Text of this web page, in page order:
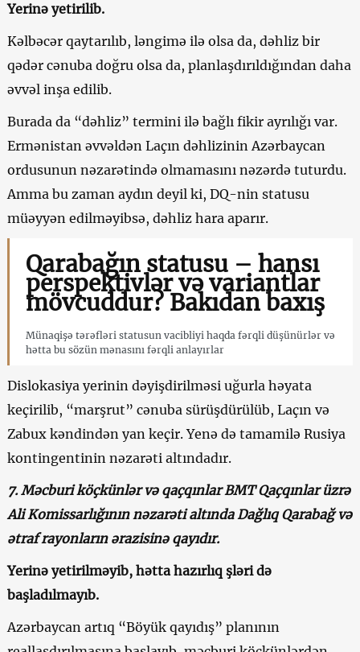
Yerinə yetirilib.
Kəlbəcər qaytarılıb, ləngimə ilə olsa da, dəhliz bir
qədər cənuba doğru olsa da, planlaşdırıldığından daha
əvvəl inşa edilib.
Burada da “dəhliz” termini ilə bağlı fikir ayrılığı var.
Ermənistan əvvəldən Laçın dəhlizinin Azərbaycan
ordusunun nəzarətində olmamasını nəzərdə tuturdu.
Amma bu zaman aydın deyil ki, DQ-nin statusu
müəyyən edilməyibsə, dəhliz hara aparır.
Qarabağın statusu – hansı
perspektivlər və variantlar
mövcuddur? Bakıdan baxış
Münaqişə tərəfləri statusun vacibliyi haqda fərqli düşünürlər və
hətta bu sözün mənasını fərqli anlayırlar
Dislokasiya yerinin dəyişdirilməsi uğurla həyata
keçirilib, “marşrut” cənuba sürüşdürülüb, Laçın və
Zabux kəndindən yan keçir. Yenə də tamamilə Rusiya
kontingentinin nəzarəti altındadır.
7. Məcburi köçkünlər və qaçqınlar BMT Qaçqınlar üzrə
Ali Komissarlığının nəzarəti altında Dağlıq Qarabağ və
ətraf rayonların ərazisinə qayıdır.
Yerinə yetirilməyib, hətta hazırlıq şləri də
başladılmayıb.
Azərbaycan artıq “Böyük qayıdış” planının